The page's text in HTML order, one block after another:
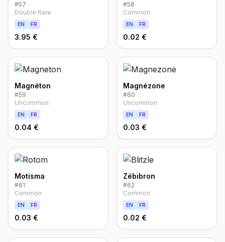
#57
Double Rare
EN FR
3.95 €
#58
Common
EN FR
0.02 €
Magnéton
#59
Uncommon
EN FR
0.04 €
Magnézone
#60
Uncommon
EN FR
0.03 €
Motisma
#61
Common
EN FR
0.03 €
Zébibron
#62
Common
EN FR
0.02 €